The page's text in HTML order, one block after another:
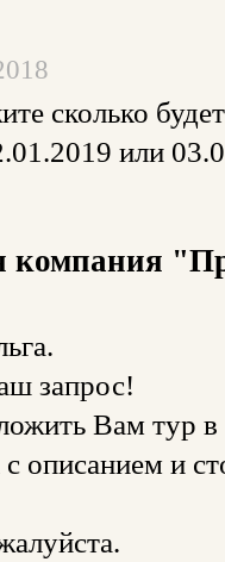
сколько
или
компания
запрос!
Вам тур в
описанием и